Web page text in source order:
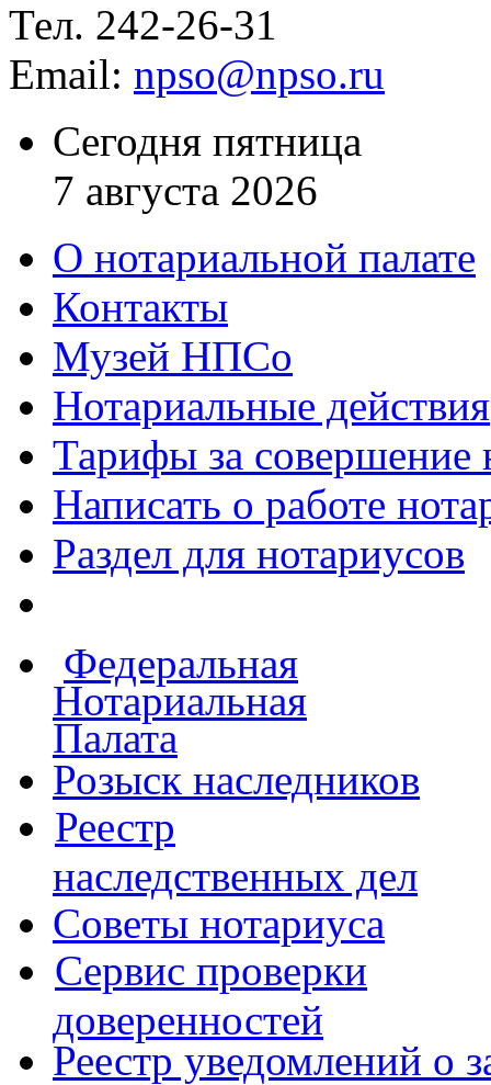
Тел. 242-26-31
Email: npso@npso.ru
Сегодня пятница
7 августа 2026
О нотариальной палате
Контакты
Музей НПСо
Нотариальные действия
Тарифы за совершение
Написать о работе
Раздел для нотариусов
Федеральная
Нотариальная
Палата
Розыск наследников
Реестр
наследственных дел
Советы нотариуса
Сервис проверки
доверенностей
Реестр уведомлений о